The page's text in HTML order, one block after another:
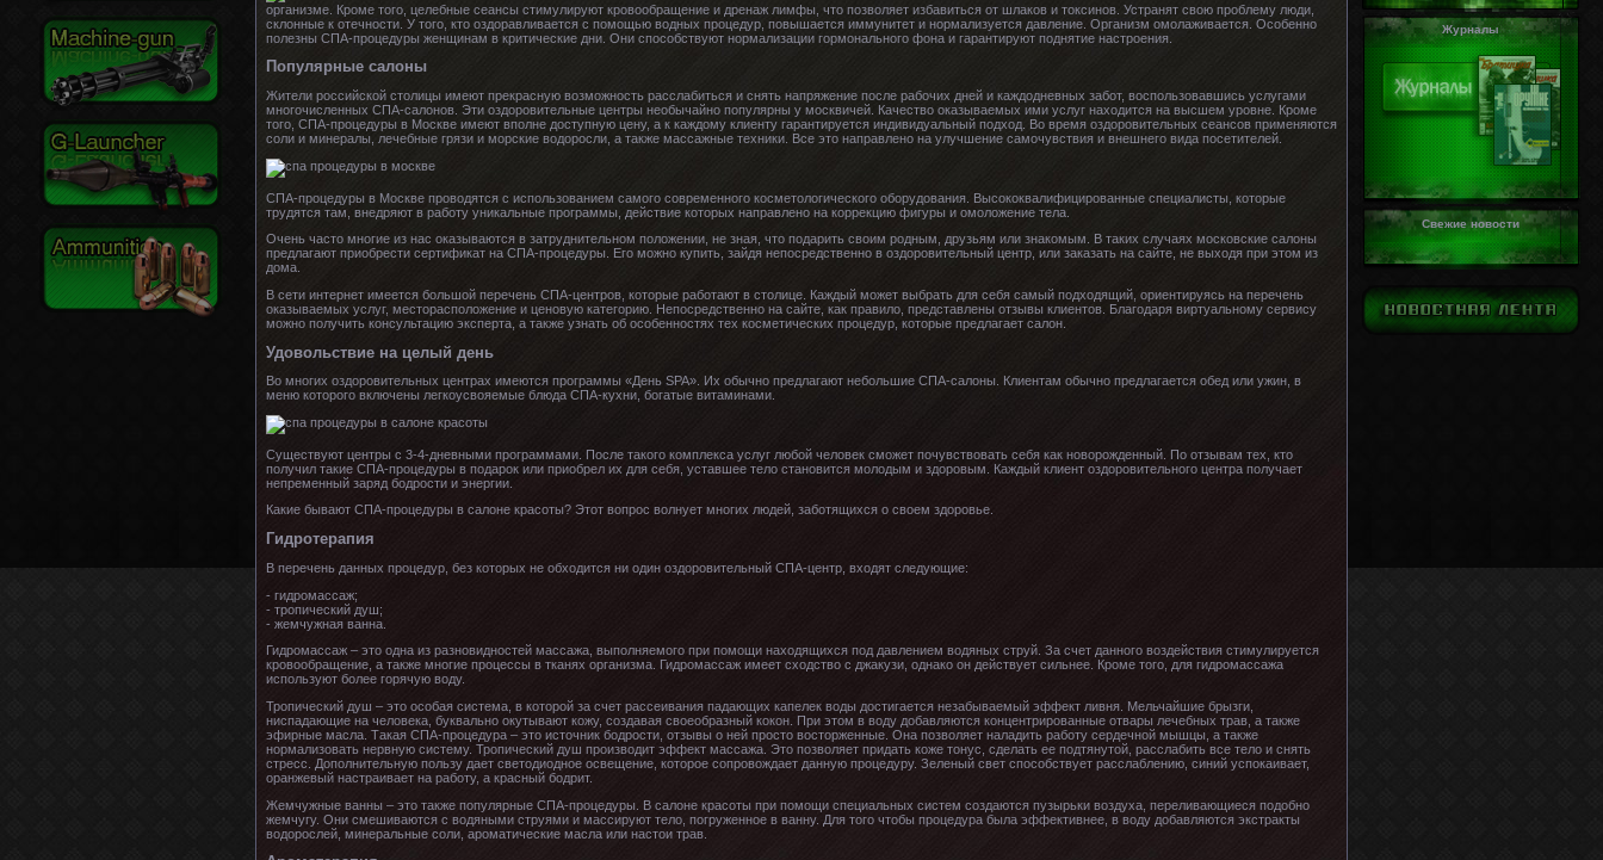
организме. Кроме того, целебные сеансы стимулируют кровообращение и дренаж лимфы, что позволяет избавиться от шлаков и токсинов. Устранят свою проблему люди,
склонные к отечности. У того, кто оздоравливается с помощью водных процедур, повышается иммунитет и нормализуется давление. Организм омолаживается. Особенно
полезны СПА-процедуры женщинам в критические дни. Они способствуют нормализации гормонального фона и гарантируют поднятие настроения.
Популярные салоны
Жители российской столицы имеют прекрасную возможность расслабиться и снять напряжение после рабочих дней и каждодневных забот, воспользовавшись услугами
многочисленных СПА-салонов. Эти оздоровительные центры необычайно популярны у москвичей. Качество оказываемых ими услуг находится на высшем уровне. Кроме
того, СПА-процедуры в Москве имеют вполне доступную цену, а к каждому клиенту гарантируется индивидуальный подход. Во время оздоровительных сеансов применяются
соли и минералы, лечебные грязи и морские водоросли, а также массажные техники. Все это направлено на улучшение самочувствия и внешнего вида посетителей.
СПА-процедуры в Москве проводятся с использованием самого современного косметологического оборудования. Высококвалифицированные специалисты, которые
трудятся там, внедряют в работу уникальные программы, действие которых направлено на коррекцию фигуры и омоложение тела.
Очень часто многие из нас оказываются в затруднительном положении, не зная, что подарить своим родным, друзьям или знакомым. В таких случаях московские салоны
предлагают приобрести сертификат на СПА-процедуры. Его можно купить, зайдя непосредственно в оздоровительный центр, или заказать на сайте, не выходя при этом из
дома.
В сети интернет имеется большой перечень СПА-центров, которые работают в столице. Каждый может выбрать для себя самый подходящий, ориентируясь на перечень
оказываемых услуг, месторасположение и ценовую категорию. Непосредственно на сайте, как правило, представлены отзывы клиентов. Благодаря виртуальному сервису
можно получить консультацию эксперта, а также узнать об особенностях тех косметических процедур, которые предлагает салон.
Удовольствие на целый день
Во многих оздоровительных центрах имеются программы «День SPA». Их обычно предлагают небольшие СПА-салоны. Клиентам обычно предлагается обед или ужин, в
меню которого включены легкоусвояемые блюда СПА-кухни, богатые витаминами.
Существуют центры с 3-4-дневными программами. После такого комплекса услуг любой человек сможет почувствовать себя как новорожденный. По отзывам тех, кто
получил такие СПА-процедуры в подарок или приобрел их для себя, уставшее тело становится молодым и здоровым. Каждый клиент оздоровительного центра получает
непременный заряд бодрости и энергии.
Какие бывают СПА-процедуры в салоне красоты? Этот вопрос волнует многих людей, заботящихся о своем здоровье.
Гидротерапия
В перечень данных процедур, без которых не обходится ни один оздоровительный СПА-центр, входят следующие:
- гидромассаж;
- тропический душ;
- жемчужная ванна.
Гидромассаж – это одна из разновидностей массажа, выполняемого при помощи находящихся под давлением водяных струй. За счет данного воздействия стимулируется
кровообращение, а также многие процессы в тканях организма. Гидромассаж имеет сходство с джакузи, однако он действует сильнее. Кроме того, для гидромассажа
используют более горячую воду.
Тропический душ – это особая система, в которой за счет рассеивания падающих капелек воды достигается незабываемый эффект ливня. Мельчайшие брызги,
ниспадающие на человека, буквально окутывают кожу, создавая своеобразный кокон. При этом в воду добавляются концентрированные отвары лечебных трав, а также
эфирные масла. Такая СПА-процедура – это источник бодрости, отзывы о ней просто восторженные. Она позволяет наладить работу сердечной мышцы, а также
нормализовать нервную систему. Тропический душ производит эффект массажа. Это позволяет придать коже тонус, сделать ее подтянутой, расслабить все тело и снять
стресс. Дополнительную пользу дает светодиодное освещение, которое сопровождает данную процедуру. Зеленый свет способствует расслаблению, синий успокаивает,
оранжевый настраивает на работу, а красный бодрит.
Жемчужные ванны – это также популярные СПА-процедуры. В салоне красоты при помощи специальных систем создаются пузырьки воздуха, переливающиеся подобно
жемчугу. Они смешиваются с водяными струями и массируют тело, погруженное в ванну. Для того чтобы процедура была эффективнее, в воду добавляются экстракты
водорослей, минеральные соли, ароматические масла или настои трав.
Журналы
Свежие новости